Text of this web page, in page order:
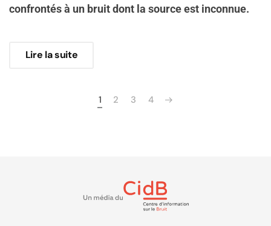
confrontés à un bruit dont la source est inconnue.
Lire la suite
1 2 3 4